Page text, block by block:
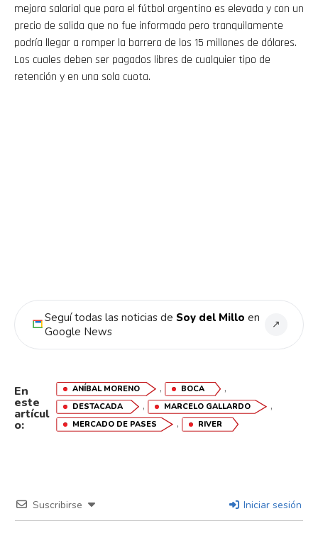
mejora salarial que para el fútbol argentino es elevada y con un
precio de salida que no fue informado pero tranquilamente
podría llegar a romper la barrera de los 15 millones de dólares.
Los cuales deben ser pagados libres de cualquier tipo de
retención y en una sola cuota.
Seguí todas las noticias de Soy del Millo en
Google News
↗
En
este
artícul
o:
ANÍBAL MORENO , BOCA ,
DESTACADA , MARCELO GALLARDO ,
MERCADO DE PASES , RIVER
Suscribirse Iniciar sesión